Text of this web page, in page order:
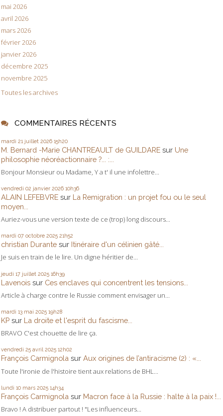
mai 2026
avril 2026
mars 2026
février 2026
janvier 2026
décembre 2025
novembre 2025
Toutes les archives
COMMENTAIRES RÉCENTS
mardi 21 juillet 2026 15h20
M. Bernard -Marie CHANTREAULT de GUILDARE sur Une
philosophie néoréactionnaire ?... :...
Bonjour Monsieur ou Madame, Y a t' il une infolettre...
vendredi 02 janvier 2026 10h36
ALAIN LEFEBVRE sur La Remigration : un projet fou ou le seul
moyen...
Auriez-vous une version texte de ce (trop) long discours...
mardi 07 octobre 2025 21h52
christian Durante sur Itinéraire d'un célinien gâté...
Je suis en train de le lire. Un digne héritier de...
jeudi 17 juillet 2025 16h39
Lavenois sur Ces enclaves qui concentrent les tensions...
Article à charge contre le Russie comment envisager un...
mardi 13 mai 2025 19h28
KP sur La droite et l'esprit du fascisme...
BRAVO C'est chouette de lire ça.
vendredi 25 avril 2025 12h02
François Carmignola sur Aux origines de l’antiracisme (2) : «...
Toute l'ironie de l'histoire tient aux relations de BHL...
lundi 10 mars 2025 14h34
François Carmignola sur Macron face à la Russie : halte à la paix !...
Bravo ! A distribuer partout ! "Les influenceurs...